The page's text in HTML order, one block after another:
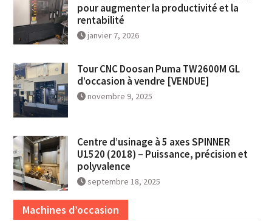
pour augmenter la productivité et la
rentabilité
janvier 7, 2026
Tour CNC Doosan Puma TW2600M GL
d’occasion à vendre [VENDUE]
novembre 9, 2025
Centre d’usinage à 5 axes SPINNER
U1520 (2018) – Puissance, précision et
polyvalence
septembre 18, 2025
Machines d’occasion